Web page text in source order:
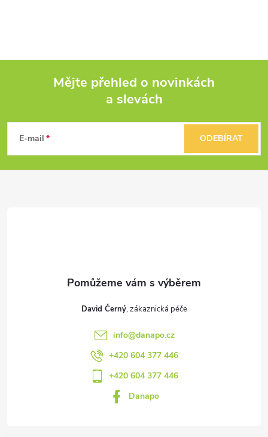
p
Mějte přehled o novinkách
a slevách
E-mail ODEBÍRAT
David Černý
info@danapo.cz
+420 604 377 446
+420 604 377 446
Danapo